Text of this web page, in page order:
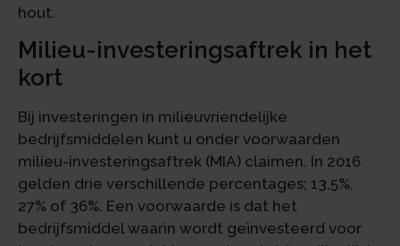
hout.
Milieu-investeringsaftrek in het
kort
Bij investeringen in milieuvriendelijke
bedrijfsmiddelen kunt u onder voorwaarden
milieu-investeringsaftrek (MIA) claimen. In 2016
gelden drie verschillende percentages; 13,5%,
27% of 36%. Een voorwaarde is dat het
bedrijfsmiddel waarin wordt geïnvesteerd voor